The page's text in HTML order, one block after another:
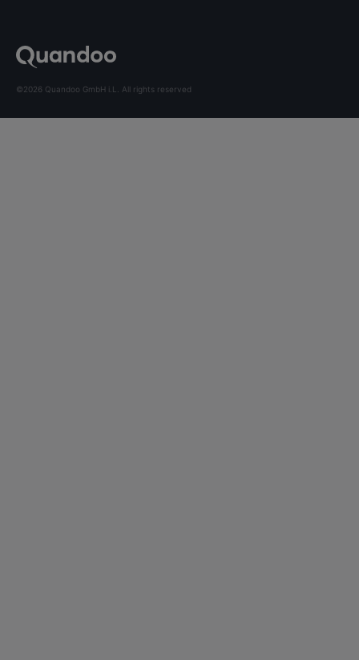
©2026 Quandoo GmbH i.L. All rights reserved